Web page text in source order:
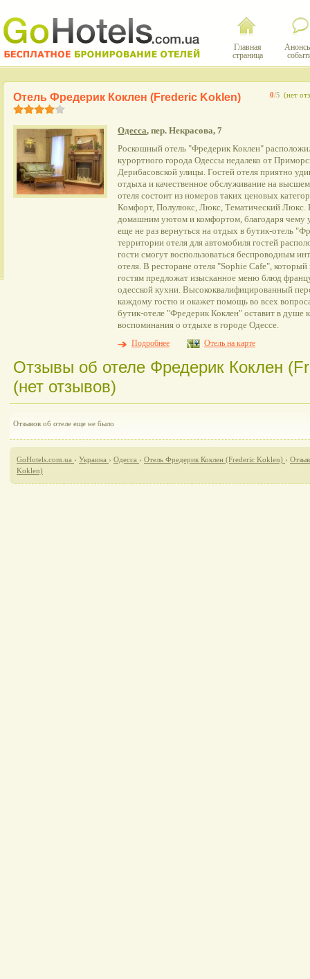
Главная
страница
0/5 (нет
Отель Фредерик Коклен (Frederic Koklen)
Одесса, пер. Некрасова, 7
Роскошный отель "Фредерик Коклен"
курортного города Одессы недалеко от
Дерибасовской улицы. Гостей отеля приятно
отдыха и качественное обслуживание на
отеля состоит из номеров таких ценовых
Комфорт, Полулюкс, Люкс, Тематический
домашним уютом и комфортом, благодаря чему
еще не раз вернуться на отдых в бутик-отель
территории отеля для автомобиля гостей
гости смогут воспользоваться беспроводным
отеля. В ресторане отеля "Sophie Cafe",
гостям предложат изысканное меню блюд
одесской кухни. Высококвалифицированный
каждому гостю и окажет помощь во всех
бутик-отеле "Фредерик Коклен" оставит в душе
воспоминания о отдыхе в городе Одессе.
Подробнее
Отель на карте
Отзывы об отеле Фредерик Коклен
(нет отзывов)
Отзывов об отеле еще не было
GoHotels.com.ua › Украина › Одесса › Отель Фредерик Коклен (Frederic Koklen) ›
Koklen)